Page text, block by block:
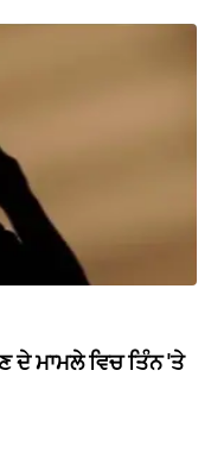
ਦੇ ਮਾਮਲੇ ਵਿਚ ਤਿੰਨ 'ਤੇ